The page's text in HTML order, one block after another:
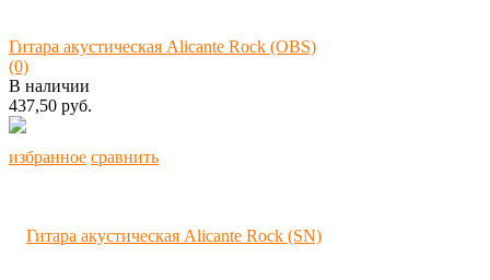
избранное сравнить
Гитара акустическая Alicante Rock (OBS)
(0)
В наличии
437,50 руб.